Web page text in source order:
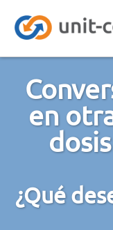
en
¿Qué